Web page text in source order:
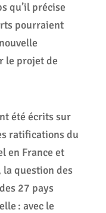
qu’il précise
pourraient
le projet de
été écrits sur
ratifications du
en France et
la question des
27 pays
: avec le